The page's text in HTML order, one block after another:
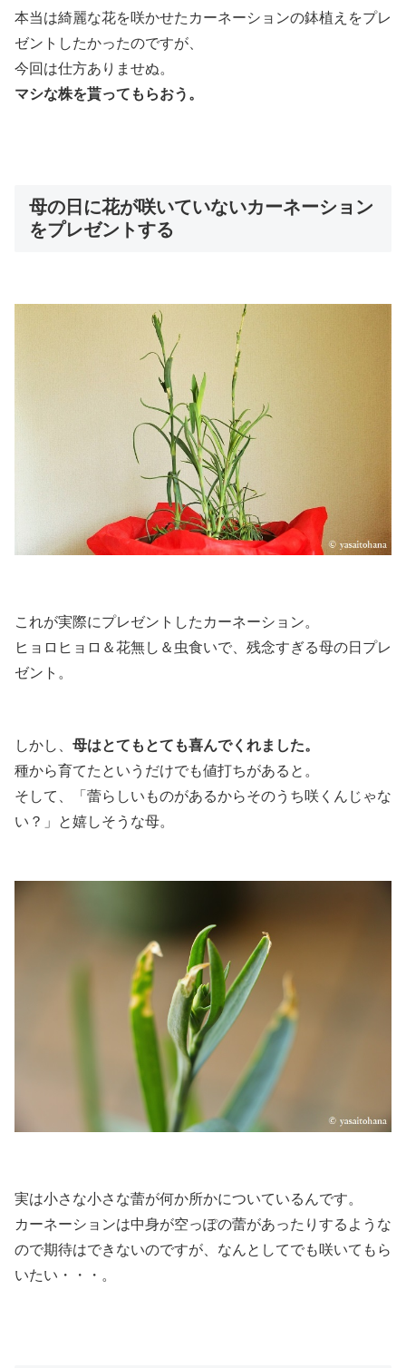
本当は綺麗な花を咲かせたカーネーションの鉢植えをプレ
ゼントしたかったのですが、
今回は仕方ありませぬ。
マシな株を貰ってもらおう。
母の日に花が咲いていないカーネーション
をプレゼントする
これが実際にプレゼントしたカーネーション。
ヒョロヒョロ＆花無し＆虫食いで、残念すぎる母の日プレ
ゼント。
しかし、 母はとてもとても喜んでくれました。
種から育てたというだけでも値打ちがあると。
そして、「蕾らしいものがあるからそのうち咲くんじゃな
い？」と嬉しそうな母。
実は小さな小さな蕾が何か所かについているんです。
カーネーションは中身が空っぽの蕾があったりするような
ので期待はできないのですが、なんとしてでも咲いてもら
いたい・・・。